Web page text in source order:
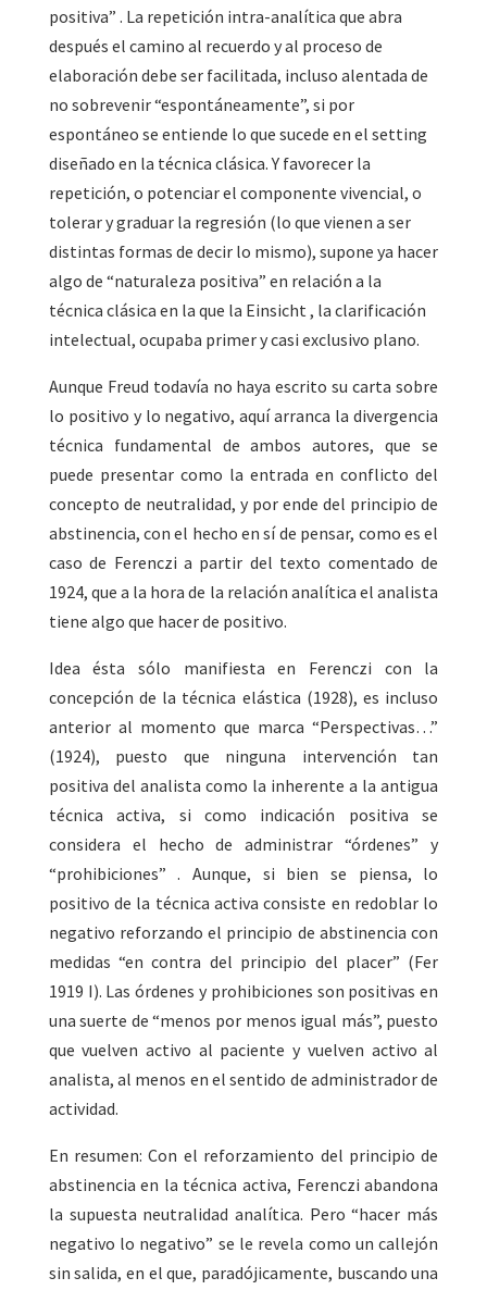
positiva” . La repetición intra-analítica que abra
después el camino al recuerdo y al proceso de
elaboración debe ser facilitada, incluso alentada de
no sobrevenir “espontáneamente”, si por
espontáneo se entiende lo que sucede en el setting
diseñado en la técnica clásica. Y favorecer la
repetición, o potenciar el componente vivencial, o
tolerar y graduar la regresión (lo que vienen a ser
distintas formas de decir lo mismo), supone ya hacer
algo de “naturaleza positiva” en relación a la
técnica clásica en la que la Einsicht , la clarificación
intelectual, ocupaba primer y casi exclusivo plano.
Aunque Freud todavía no haya escrito su carta sobre
lo positivo y lo negativo, aquí arranca la divergencia
técnica fundamental de ambos autores, que se
puede presentar como la entrada en conflicto del
concepto de neutralidad, y por ende del principio de
abstinencia, con el hecho en sí de pensar, como es el
caso de Ferenczi a partir del texto comentado de
1924, que a la hora de la relación analítica el analista
tiene algo que hacer de positivo.
Idea ésta sólo manifiesta en Ferenczi con la
concepción de la técnica elástica (1928), es incluso
anterior al momento que marca “Perspectivas…”
(1924), puesto que ninguna intervención tan
positiva del analista como la inherente a la antigua
técnica activa, si como indicación positiva se
considera el hecho de administrar “órdenes” y
“prohibiciones” . Aunque, si bien se piensa, lo
positivo de la técnica activa consiste en redoblar lo
negativo reforzando el principio de abstinencia con
medidas “en contra del principio del placer” (Fer
1919 I). Las órdenes y prohibiciones son positivas en
una suerte de “menos por menos igual más”, puesto
que vuelven activo al paciente y vuelven activo al
analista, al menos en el sentido de administrador de
actividad.
En resumen: Con el reforzamiento del principio de
abstinencia en la técnica activa, Ferenczi abandona
la supuesta neutralidad analítica. Pero “hacer más
negativo lo negativo” se le revela como un callejón
sin salida, en el que, paradójicamente, buscando una